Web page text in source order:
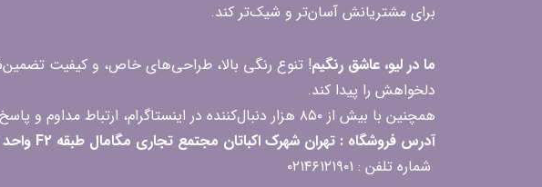
برای مشتریانش آسان‌تر و شیک‌تر کند.
ما در لیو، عاشق رنگیم! تنوع رنگی بالا، طراحی‌های خاص، و کیفیت
دلخواهش را پیدا کند.
همچنین با بیش از ۸۵۰ هزار دنبال‌کننده در اینستاگرام، ارتباط مداوم و پاسخ‌گویی به سؤالات و بازخوردهای شما را یکی از افتخارات‌مان می‌دانیم
آدرس فروشگاه : تهران شهرک اکباتان مجتمع تجاری مگامال طبقه F2 واحد 237-239 ( فروشگاه لیو هپی)
شماره تلفن : ۰۲۱۴۶۱۲۱۹۰۱